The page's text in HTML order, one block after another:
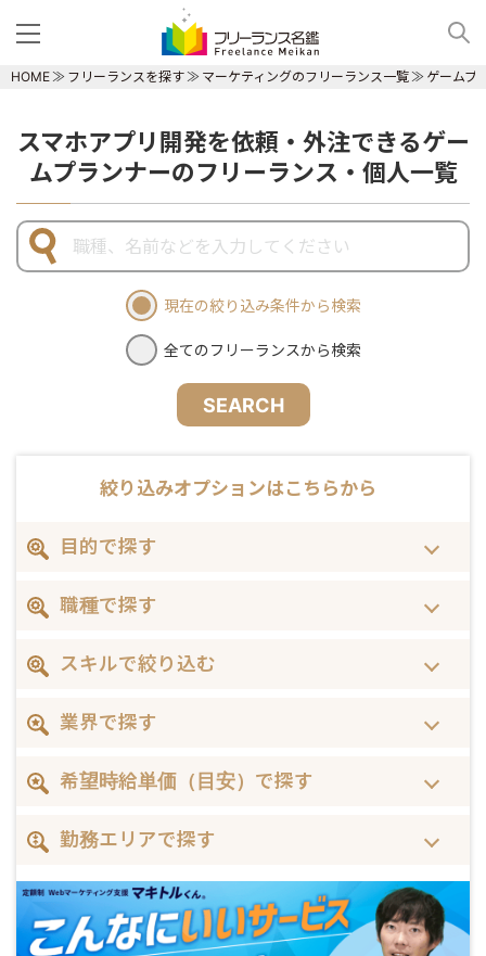
HOME フリーランスを探す マーケティングのフリーランス一覧 ゲームプ
スマホアプリ開発を依頼・外注できるゲー
ムプランナーのフリーランス・個人一覧
現在の絞り込み条件から検索
全てのフリーランスから検索
SEARCH
絞り込みオプションはこちらから
目的で探す
職種で探す
スキルで絞り込む
業界で探す
希望時給単価（目安）で探す
勤務エリアで探す